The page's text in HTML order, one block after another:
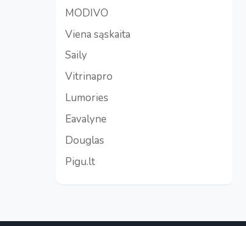
MODIVO
Viena sąskaita
Saily
Vitrinapro
Lumories
Eavalyne
Douglas
Pigu.lt